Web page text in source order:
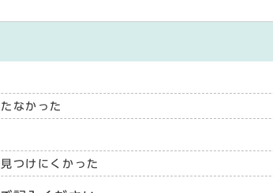
なかった
見つけにくかった